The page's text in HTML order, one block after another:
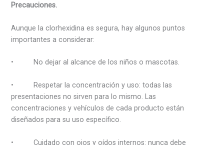
Precauciones.
Aunque la clorhexidina es segura, hay algunos puntos
importantes a considerar:
• No dejar al alcance de los niños o mascotas.
• Respetar la concentración y uso: todas las
presentaciones no sirven para lo mismo. Las
concentraciones y vehículos de cada producto están
diseñados para su uso específico.
• Cuidado con ojos y oídos internos: nunca debe